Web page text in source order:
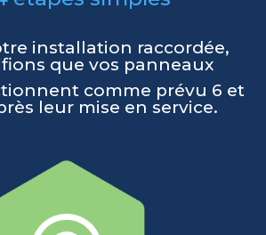
installation raccordée,
que vos panneaux
comme prévu 6 et
leur mise en service.